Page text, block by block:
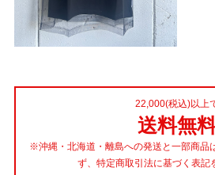
22,000(税込)以上
送料無
※沖縄・北海道・離島への発送と一部商品
ず、特定商取引法に基づく表記